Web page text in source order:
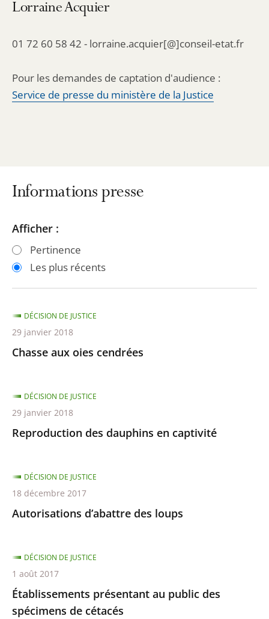
Lorraine Acquier
01 72 60 58 42 - lorraine.acquier[@]conseil-etat.fr
Pour les demandes de captation d'audience :
Service de presse du ministère de la Justice
Informations presse
Passer
les
filtres
après
Passer
les
filtres
avant
Afficher :
Pertinence
Les plus récents
Chasse aux oies cendrées
DÉCISION DE JUSTICE
29 janvier 2018
Reproduction des dauphins en captivité
DÉCISION DE JUSTICE
29 janvier 2018
Autorisations d’abattre des loups
DÉCISION DE JUSTICE
18 décembre 2017
Établissements présentant au public des
spécimens de cétacés
DÉCISION DE JUSTICE
1 août 2017